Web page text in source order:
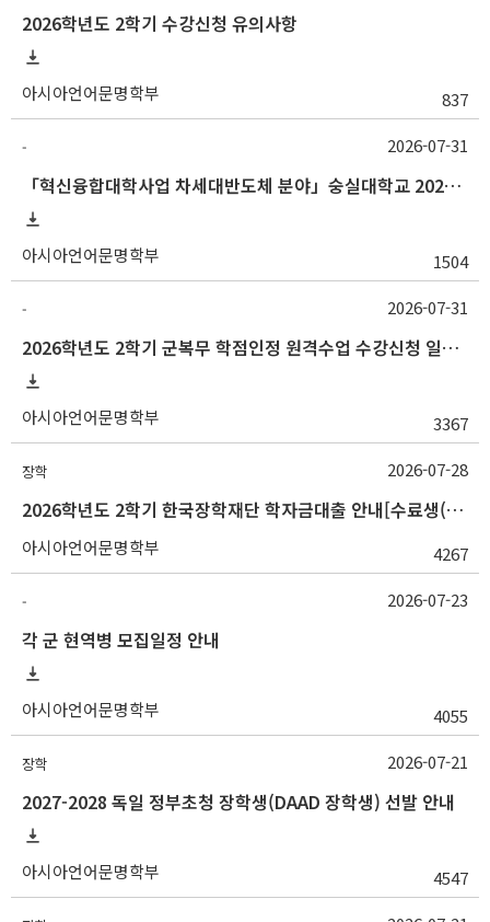
2026학년도 2학기 수강신청 유의사항
아시아언어문명학부 837
-
「혁신융합대학사업 차세대반도체 분야」숭실대학교 2026학년도 2학기 교류 수학 안내
아시아언어문명학부 1504
2026-07-31
-
2026학년도 2학기 군복무 학점인정 원격수업 수강신청 일정 등 안내
아시아언어문명학부 3367
2026-07-31
장학
2026학년도 2학기 한국장학재단 학자금대출 안내[수료생(연구생)]
아시아언어문명학부 4267
2026-07-28
-
각 군 현역병 모집일정 안내
아시아언어문명학부 4055
2026-07-23
장학
2027-2028 독일 정부초청 장학생(DAAD 장학생) 선발 안내
아시아언어문명학부 4547
2026-07-21